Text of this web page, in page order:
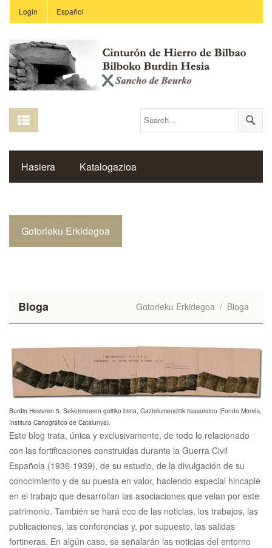
Login Español
Hasiera Katalogazioa
Gotorleku Erkidegoa
Bloga Gotorleku Erkidegoa / Bloga
Burdin Hesiaren 5. Sekotorearen goitiko bista, Gaztelumenditik itsasoraino (Fondo Monés,
Instituto Cartográfico de Catalunya).
Este blog trata, única y exclusivamente, de todo lo relacionado
con las fortificaciones construidas durante la Guerra Civil
Española (1936-1939), de su estudio, de la divulgación de su
conocimiento y de su puesta en valor, haciendo especial hincapié
en el trabajo que desarrollan las asociaciones que velan por este
patrimonio. También se hará eco de las noticias, los trabajos, las
publicaciones, las conferencias y, por supuesto, las salidas
fortineras. En algún caso, se señalarán las noticias del entorno